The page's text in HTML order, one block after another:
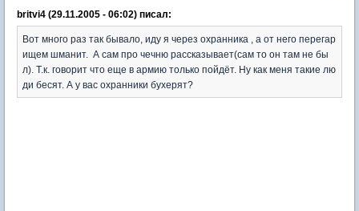
britvi4 (29.11.2005 - 06:02) писал:
Вот много раз так бывало, иду я через охранника , а от него перегар
ищем шманит. А сам про чечню рассказывает(сам то он там не бы
л). Т.к. говорит что еще в армию только пойдёт. Ну как меня такие лю
ди бесят. А у вас охранники бухерят?